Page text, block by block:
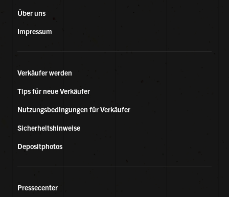
Über uns
Impressum
Verkäufer werden
Tips für neue Verkäufer
Nutzungsbedingungen für Verkäufer
Sicherheitshinweise
Depositphotos
Pressecenter